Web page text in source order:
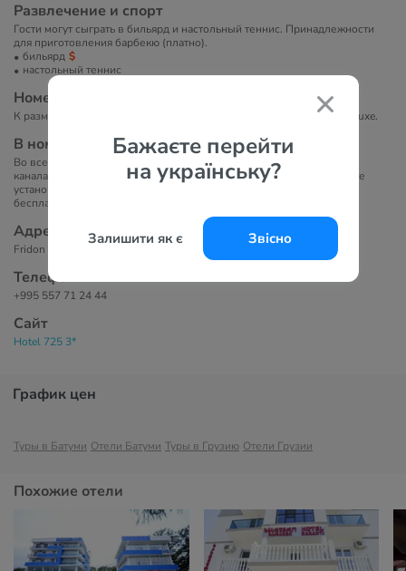
Бажаєте перейти
на українську?
Залишити як є Звісно
Развлечение и спорт
Гости могут сыграть в бильярд и настольный теннис. Принадлежности
для приготовления барбекю (платно).
бильярд
настольный теннис
Номера
К размещению предлагаются номера категорий: Standard Room и Luxe.
В номерах
Во всех номерах есть телевизор с плоским экраном и кабельными
каналами, письменный стол и диван. В собственной ванной комнате
установлена ванна или душ. В числе прочих удобств — халаты,
бесплатные туалетно-косметические принадлежности и тапочки.
Адрес
Fridon Khalvashi 45 a, Batumi, 6100 Батуми, Грузия
Телефоны
+995 557 71 24 44
Сайт
Hotel 725 3*
График цен
Туры в Батуми Отели Батуми Туры в Грузию Отели Грузии
Похожие отели